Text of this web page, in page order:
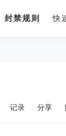
封禁规则 快
记录 分享